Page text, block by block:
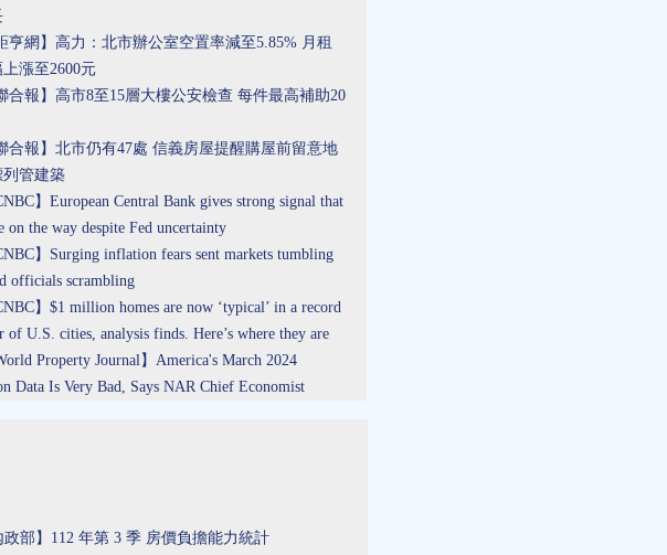
亨網】高力：北市辦公室空置率減至5.85% 月租
漲至2600元
合報】高市8至15層大樓公安檢查 每件最高補助20
合報】北市仍有47處 信義房屋提醒購屋前留意地
列管建築
】European Central Bank gives strong signal that
on the way despite Fed uncertainty
】Surging inflation fears sent markets tumbling
officials scrambling
】$1 million homes are now ‘typical’ in a record
of U.S. cities, analysis finds. Here’s where they are
Property Journal】America's March 2024
Data Is Very Bad, Says NAR Chief Economist
政部】112 年第 3 季 房價負擔能力統計